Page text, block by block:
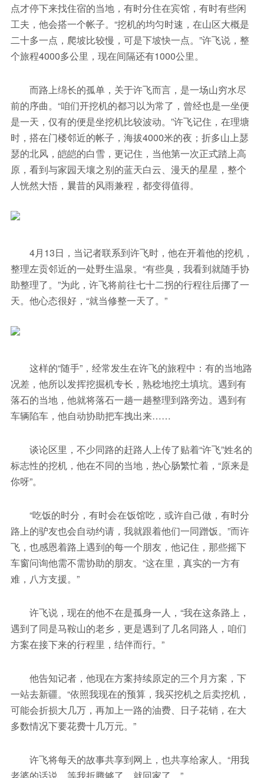
点才停下来找住宿的当地，有时分住在宾馆，有时有些闲
工夫，他会搭一个帐子。“挖机的均匀时速，在山区大概是
二十多一点，爬坡比较慢，可是下坡快一点。”许飞说，整
个旅程4000多公里，现在间隔还有1000公里。
而路上绵长的孤单，关于许飞而言，是一场山穷水尽
前的序曲。“咱们开挖机的都习以为常了，曾经也是一坐便
是一天，仅有的便是坐挖机比较波动。”许飞记住，在理塘
时，搭在门楼邻近的帐子，海拔4000米的夜；折多山上瑟
瑟的北风，皑皑的白雪，更记住，当他第一次正式踏上高
原，看到与家园天壤之别的蓝天白云、漫天的星星，整个
人恍然大悟，曩昔的风雨兼程，都变得值得。
4月13日，当记者联系到许飞时，他在开着他的挖机，
整理左贡邻近的一处野生温泉。“有些臭，我看到就随手协
助整理了。”为此，许飞将前往七十二拐的行程往后挪了一
天。他心态很好，“就当修整一天了。”
这样的“随手”，经常发生在许飞的旅程中：有的当地路
况差，他所以发挥挖掘机专长，熟稔地挖土填坑。遇到有
落石的当地，他就将落石一趟一趟整理到路旁边。遇到有
车辆陷车，他自动协助把车拽出来……
谈论区里，不少同路的赶路人上传了贴着“许飞”姓名的
标志性的挖机，他在不同的当地，热心肠繁忙着，“原来是
你呀”。
“吃饭的时分，有时会在饭馆吃，或许自己做，有时分
路上的驴友也会自动约请，我就跟着他们一同蹭饭。”而许
飞，也感恩着路上遇到的每一个朋友，他记住，那些摇下
车窗问询他需不需协助的朋友。“这在里，真实的一方有
难，八方支援。”
许飞说，现在的他不在是孤身一人，“我在这条路上，
遇到了同是马鞍山的老乡，更是遇到了几名同路人，咱们
方案在接下来的行程里，结伴而行。”
他告知记者，他现在方案持续原定的三个月方案，下
一站去新疆。“依照我现在的预算，我买挖机之后卖挖机，
可能会折损大几万，再加上一路的油费、日子花销，在大
多数情况下要花费十几万元。”
许飞将每天的故事共享到网上，也共享给家人。“用我